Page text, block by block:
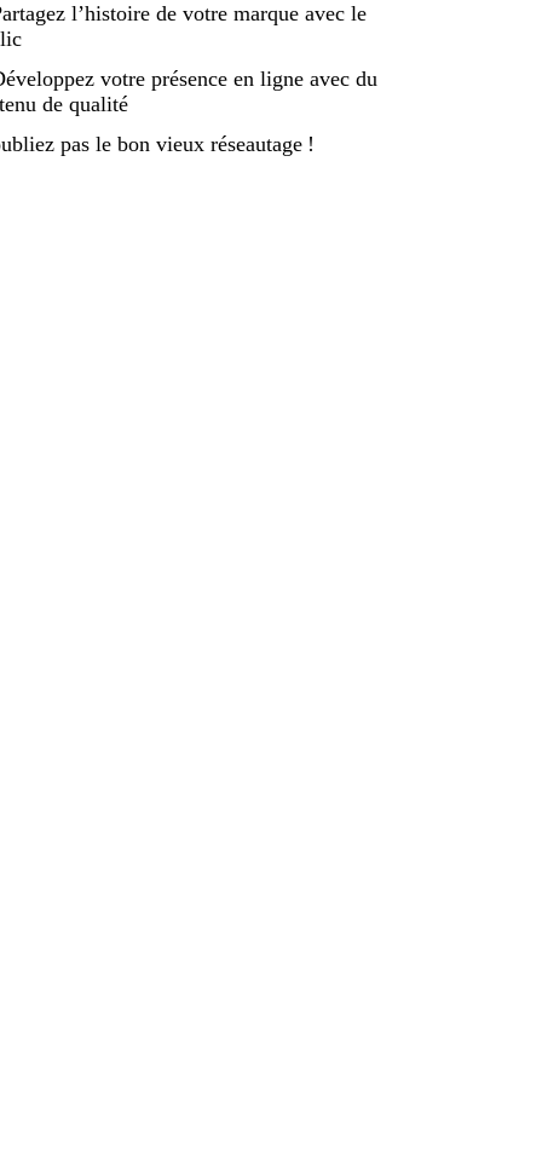
l’histoire de votre marque avec le
votre présence en ligne avec du
de qualité
pas le bon vieux réseautage !